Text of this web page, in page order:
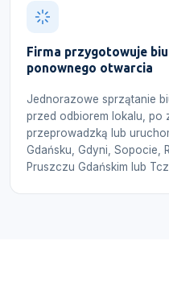
Firma przygotowuje
ponownego otwarcia
Jednorazowe sprzątanie
przed odbiorem lokalu, po
przeprowadzką lub
Gdańsku, Gdyni, Sopocie,
Pruszczu Gdańskim lub